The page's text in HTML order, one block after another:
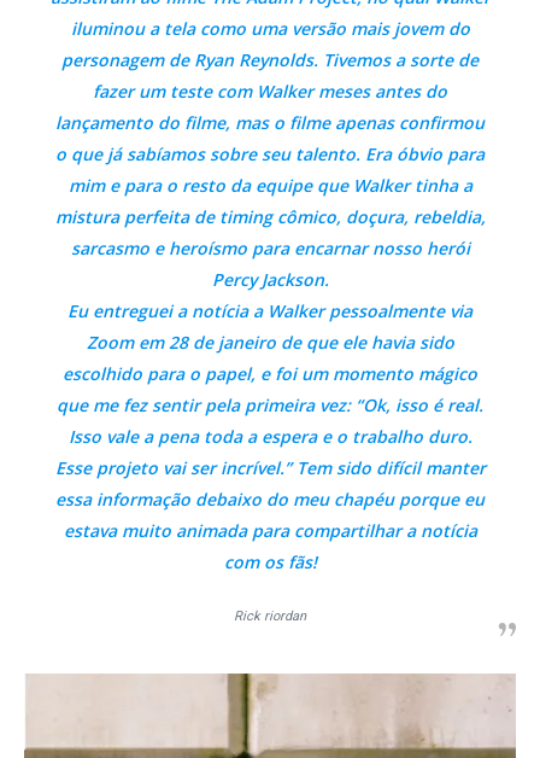
iluminou a tela como uma versão mais jovem do
personagem de Ryan Reynolds. Tivemos a sorte de
fazer um teste com Walker meses antes do
lançamento do filme, mas o filme apenas confirmou
o que já sabíamos sobre seu talento. Era óbvio para
mim e para o resto da equipe que Walker tinha a
mistura perfeita de timing cômico, doçura, rebeldia,
sarcasmo e heroísmo para encarnar nosso herói
Percy Jackson.
Eu entreguei a notícia a Walker pessoalmente via
Zoom em 28 de janeiro de que ele havia sido
escolhido para o papel, e foi um momento mágico
que me fez sentir pela primeira vez: “Ok, isso é real.
Isso vale a pena toda a espera e o trabalho duro.
Esse projeto vai ser incrível.” Tem sido difícil manter
essa informação debaixo do meu chapéu porque eu
estava muito animada para compartilhar a notícia
com os fãs!
Rick riordan